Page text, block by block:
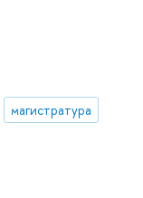
магистратура